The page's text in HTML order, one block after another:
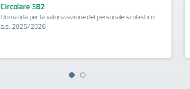
Circolare 382
Domanda per la valorizzazione del personale scolastico
a.s. 2025/2026